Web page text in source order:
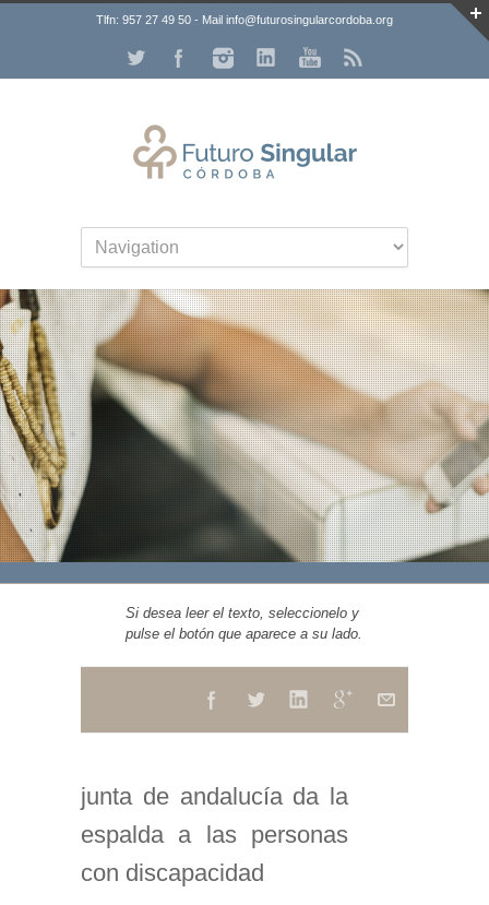
Tlfn: 957 27 49 50 - Mail info@futurosingularcordoba.org
Si desea leer el texto, seleccionelo y
pulse el botón que aparece a su lado.
junta de andalucía da la
espalda a las personas
con discapacidad